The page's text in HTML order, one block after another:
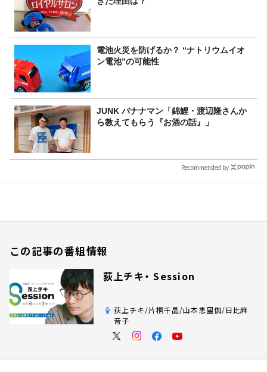
電池火災を防げるか？ “ナトリウムイオ
ン電池”の可能性
JUNK バナナマン「錦鯉・渡辺隆さんか
ら教えてもらう『お酒の話』」
Recommended by
この記事の番組情報
荻上チキ・ Session
荻上チキ/片桐千晶/山本恵里伽/日比麻
音子